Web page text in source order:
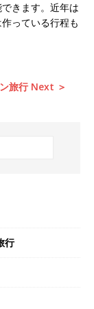
きます。近年は
っている行程も
旅行 Next ＞
行